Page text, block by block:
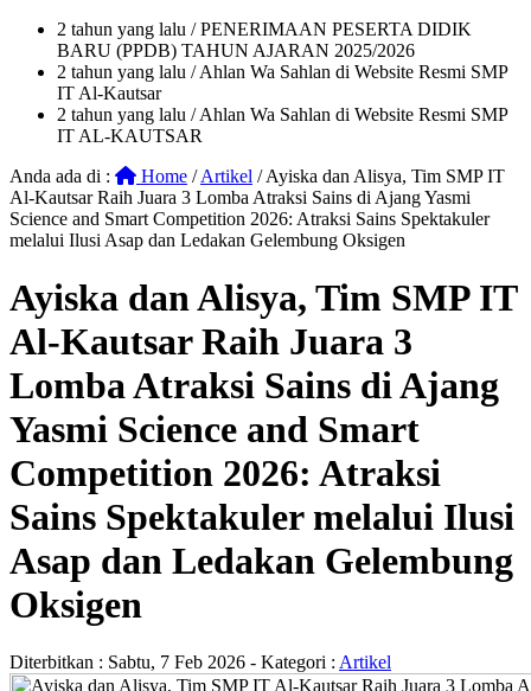
2 tahun yang lalu / PENERIMAAN PESERTA DIDIK
BARU (PPDB) TAHUN AJARAN 2025/2026
2 tahun yang lalu / Ahlan Wa Sahlan di Website Resmi SMP
IT Al-Kautsar
2 tahun yang lalu / Ahlan Wa Sahlan di Website Resmi SMP
IT AL-KAUTSAR
Anda ada di :
Home /Artikel /Ayiska dan Alisya, Tim SMP IT
Al-Kautsar Raih Juara 3 Lomba Atraksi Sains di Ajang Yasmi
Science and Smart Competition 2026: Atraksi Sains Spektakuler
melalui Ilusi Asap dan Ledakan Gelembung Oksigen
Ayiska dan Alisya, Tim SMP IT
Al-Kautsar Raih Juara 3
Lomba Atraksi Sains di Ajang
Yasmi Science and Smart
Competition 2026: Atraksi
Sains Spektakuler melalui Ilusi
Asap dan Ledakan Gelembung
Oksigen
Diterbitkan : Sabtu, 7 Feb 2026 - Kategori : Artikel